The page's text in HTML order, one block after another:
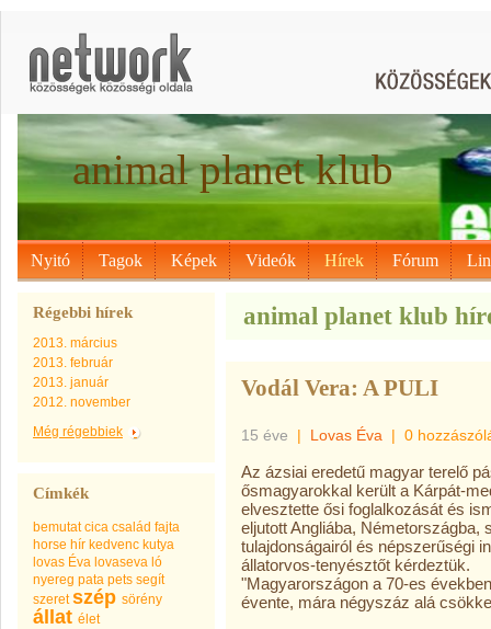
animal planet klub
Nyitó Tagok Képek Videók Hírek Fórum
Régebbi hírek
2013. március
2013. február
2013. január
2012. november
Még régebbiek
Címkék
bemutat cica család fajta
horse hír kedvenc kutya
lovas Éva lovaseva ló
nyereg pata pets segít
szeret szép sörény
állat élet
animal planet klub
Vodál Vera: A PULI
15 éve | Lovas Éva | 0
Az ázsiai eredetű magyar terelő
ősmagyarokkal került a Kárpát-
elvesztette ősi foglalkozását és
eljutott Angliába, Németországba,
tulajdonságairól és népszerűségi
állatorvos-tenyésztőt kérdeztük.
"Magyarországon a 70-es
évente, mára négyszáz alá